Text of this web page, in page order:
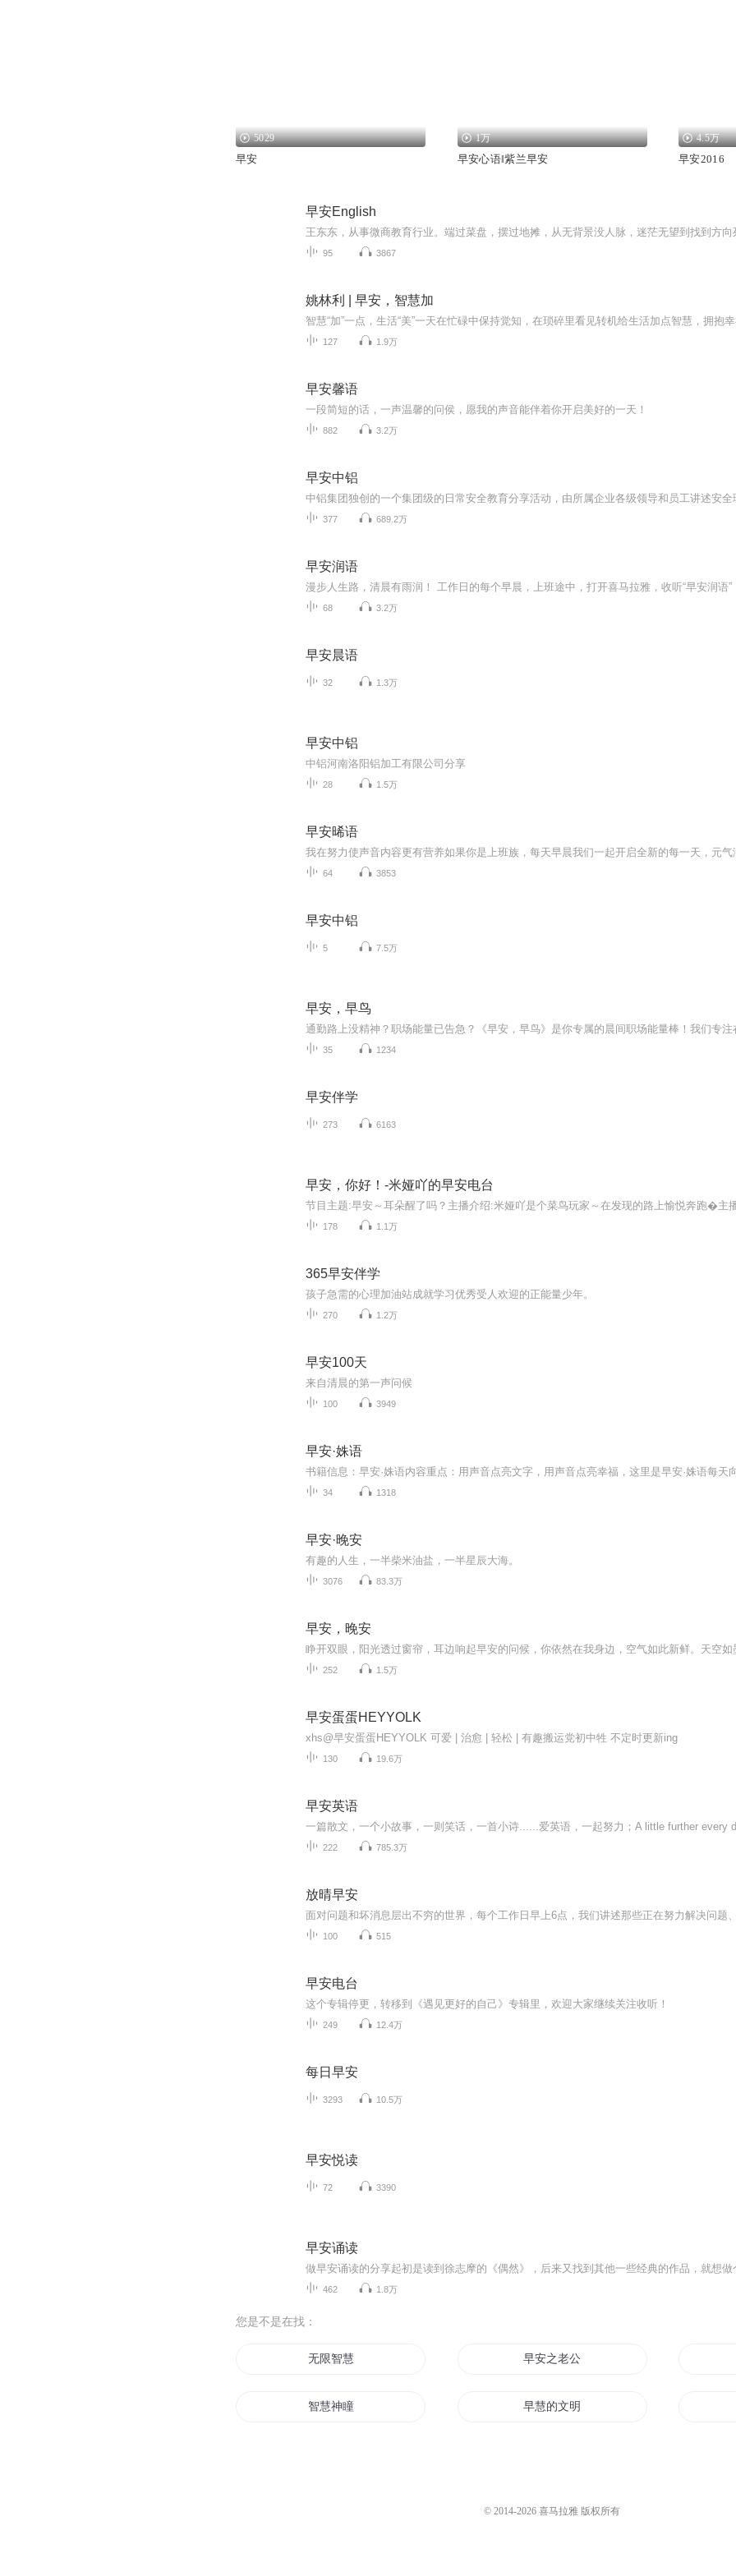
5029
早安
1万
早安心语‖紫兰早安
4.5万
早安2016
早安English
95 3867
姚林利 | 早安，智慧加
127 1.9万
早安馨语
一段简短的话，一声温馨的问侯，愿我的声音能伴着你开启美好的一天！
882 3.2万
早安中铝
377 689.2万
早安润语
68 3.2万
早安晨语
32 1.3万
早安中铝
中铝河南洛阳铝加工有限公司分享
28 1.5万
早安晞语
64 3853
早安中铝
5 7.5万
早安，早鸟
35 1234
早安伴学
273 6163
早安，你好！-米娅吖的早安电台
178 1.1万
365早安伴学
孩子急需的心理加油站成就学习优秀受人欢迎的正能量少年。
270 1.2万
早安100天
来自清晨的第一声问候
100 3949
早安·姝语
34 1318
早安·晚安
有趣的人生，一半柴米油盐，一半星辰大海。
3076 83.3万
早安，晚安
252 1.5万
早安蛋蛋HEYYOLK
xhs@早安蛋蛋HEYYOLK 可爱 | 治愈 | 轻松 | 有趣搬运党初中牲 不定时更新ing
130 19.6万
早安英语
一篇散文，一个小故事，一则笑话，一首小诗......爱英语，一起努力；A little further every
222 785.3万
放晴早安
100 515
早安电台
这个专辑停更，转移到《遇见更好的自己》专辑里，欢迎大家继续关注收听！
249 12.4万
每日早安
3293 10.5万
早安悦读
72 3390
早安诵读
462 1.8万
您是不是在找：
无限智慧 早安之老公大人
智慧神瞳 早慧的文明
© 2014-2026 喜马拉雅 版权所有